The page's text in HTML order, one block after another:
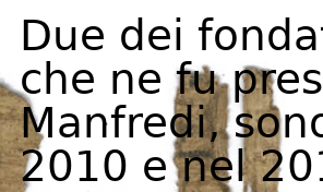
Due dei
che ne fu
Manfredi,
2010 e nel